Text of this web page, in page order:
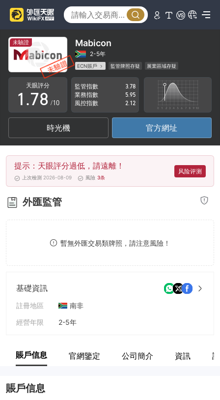
未驗證 Mabicon
2-5年
ECN賬戶 監管牌照存疑
展業區域存疑
高級風險隱患
天眼評分
0
1
2
3
4
5
6
7
.
3
4
5
6
7
8
9
4
5
6
7
8
9
/10
監管指數
3.78
業務指數
5.95
風控指數
2.12
時光機 官方網址
提示：天眼評分過低，請遠離！
上次檢測 2026-08-09 風險 3条
风险评测
外匯監管
暫無外匯交易類牌照，請注意風險！
基礎資訊
註冊地區
南非
經營年限
2-5年
賬戶信息 官網鑒定 公司簡介 資訊
賬戶信息